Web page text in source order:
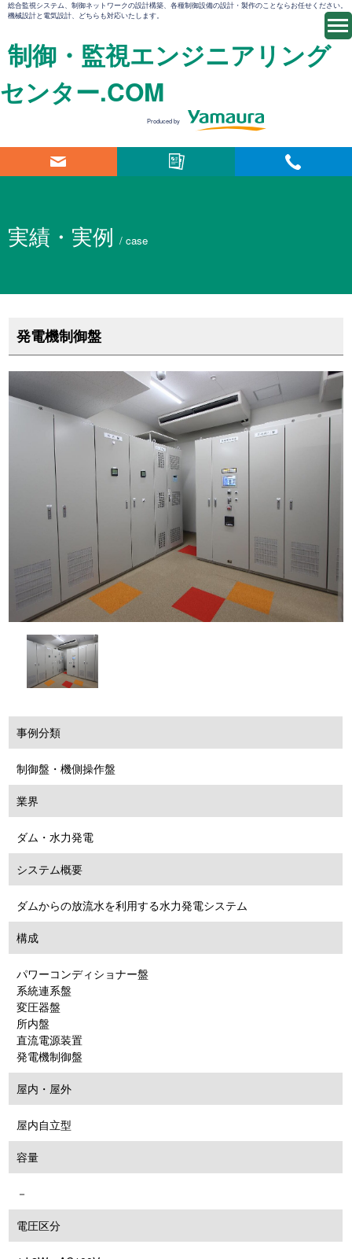
総合監視システム、制御ネットワークの設計構築、各種制御設備の設計・製作のことならお任せください。
機械設計と電気設計、どちらも対応いたします。
制御・監視エンジニアリング
センター.COM
Produced by
実績・実例 / case
発電機制御盤
事例分類
制御盤・機側操作盤
業界
ダム・水力発電
システム概要
ダムからの放流水を利用する水力発電システム
構成
パワーコンディショナー盤
系統連系盤
変圧器盤
所内盤
直流電源装置
発電機制御盤
屋内・屋外
屋内自立型
容量
－
電圧区分